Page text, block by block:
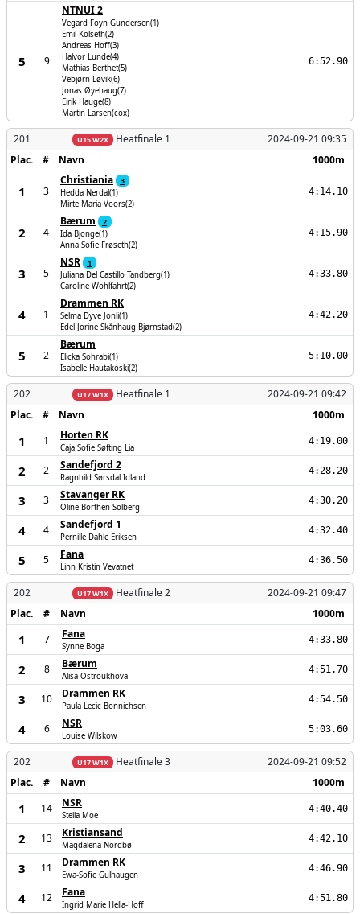
5 9
NTNUI 2
Vegard Foyn Gundersen(1)
Emil Kolseth(2)
Andreas Hoff(3)
Halvor Lunde(4)
Mathias Berthet(5)
Vebjørn Løvik(6)
Jonas Øyehaug(7)
Eirik Hauge(8)
Martin Larsen(cox)
6:52.90
201 U15 W2X Heatfinale 1
2024-09-21 09:35
Plac.
# Navn 1000m
1 3
Christiania
3
Hedda Nerdal(1)
Mirte Maria Voors(2)
4:14.10
2 4
Bærum
2
Ida Bjonge(1)
Anna Sofie Frøseth(2)
4:15.90
3 5
NSR
1
Juliana Del Castillo Tandberg(1)
Caroline Wohlfahrt(2)
4:33.80
4 1
Drammen RK
Selma Dyve Jonli(1)
Edel Jorine Skånhaug Bjørnstad(2)
4:42.20
5 2
Bærum
Elicka Sohrabi(1)
Isabelle Hautakoski(2)
5:10.00
202 U17 W1X Heatfinale 1
2024-09-21 09:42
Plac.
# Navn 1000m
1 1 Horten RK
Caja Sofie Søfting Lia
4:19.00
2 2 Sandefjord 2
Ragnhild Sørsdal Idland
4:28.20
3 3 Stavanger RK
Oline Borthen Solberg
4:30.20
4 4 Sandefjord 1
Pernille Dahle Eriksen
4:32.40
5 5 Fana
Linn Kristin Vevatnet
4:36.50
202 U17 W1X Heatfinale 2
2024-09-21 09:47
Plac.
# Navn 1000m
1 7 Fana
Synne Boga
4:33.80
2 8 Bærum
Alisa Ostroukhova
4:51.70
3 10 Drammen RK
Paula Lecic Bonnichsen
4:54.50
4 6 NSR
Louise Wilskow
5:03.60
202 U17 W1X Heatfinale 3
2024-09-21 09:52
Plac.
# Navn 1000m
1 14 NSR
Stella Moe
4:40.40
2 13 Kristiansand
Magdalena Nordbø
4:42.10
3 11 Drammen RK
Ewa-Sofie Gulhaugen
4:46.90
4 12 Fana
Ingrid Marie Hella-Hoff
4:51.80